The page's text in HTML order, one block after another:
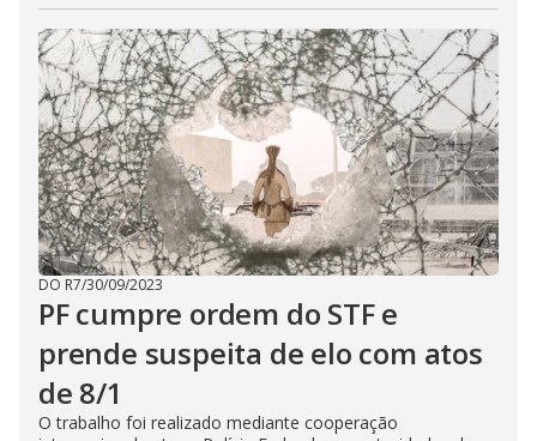
DO R7/30/09/2023
PF cumpre ordem do STF e
prende suspeita de elo com atos
de 8/1
O trabalho foi realizado mediante cooperação